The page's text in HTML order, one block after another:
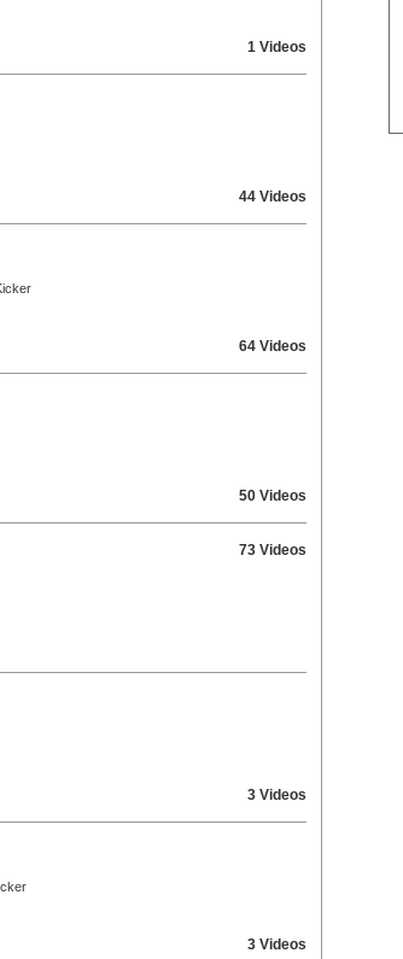
1 Videos
44 Videos
64 Videos
50 Videos
73 Videos
3 Videos
3 Videos